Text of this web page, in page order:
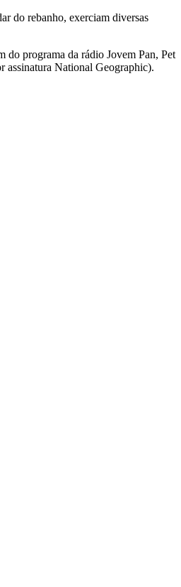
do rebanho, exerciam diversas
do programa da rádio Jovem Pan, Pet
assinatura National Geographic).